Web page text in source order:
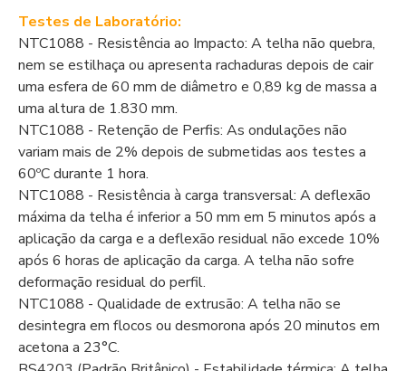
Testes de Laboratório:
NTC1088 - Resistência ao Impacto: A telha não quebra,
nem se estilhaça ou apresenta rachaduras depois de cair
uma esfera de 60 mm de diâmetro e 0,89 kg de massa a
uma altura de 1.830 mm.
NTC1088 - Retenção de Perfis: As ondulações não
variam mais de 2% depois de submetidas aos testes a
60ºC durante 1 hora.
NTC1088 - Resistência à carga transversal: A deflexão
máxima da telha é inferior a 50 mm em 5 minutos após a
aplicação da carga e a deflexão residual não excede 10%
após 6 horas de aplicação da carga. A telha não sofre
deformação residual do perfil.
NTC1088 - Qualidade de extrusão: A telha não se
desintegra em flocos ou desmorona após 20 minutos em
acetona a 23°C.